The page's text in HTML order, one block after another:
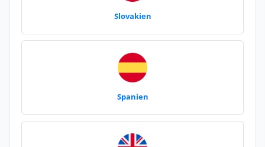
Slovakien
Spanien